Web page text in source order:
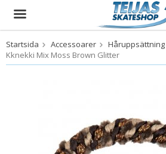
Produkten har blivit tillagd i
Startsida Accessoarer
Håruppsättning
Kknekki Mix Moss Brown Glitter